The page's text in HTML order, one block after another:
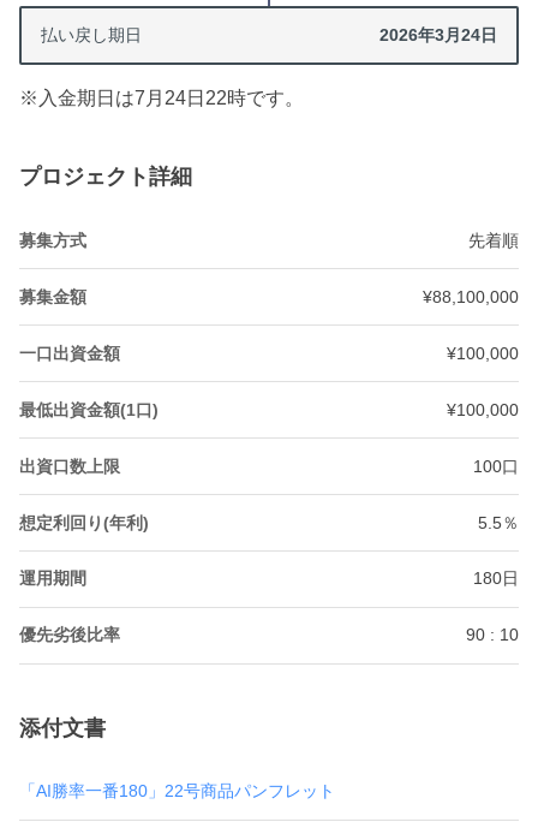
払い戻し期日 2026年3月24日
※入金期日は7月24日22時です。
プロジェクト詳細
募集方式 先着順
募集金額 ¥88,100,000
一口出資金額 ¥100,000
最低出資金額(1口) ¥100,000
出資口数上限 100口
想定利回り(年利) 5.5％
運用期間 180日
優先劣後比率 90 : 10
添付文書
「AI勝率一番180」22号商品パンフレット